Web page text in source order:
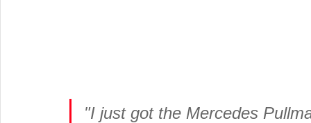
"I just got the Mercedes